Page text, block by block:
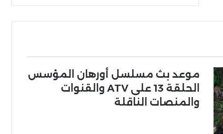
موعد بث مسلسل أورهان المؤسس
الحلقة 13 على ATV والقنوات
والمنصات الناقلة